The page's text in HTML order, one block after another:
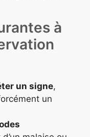
à
un signe,
un